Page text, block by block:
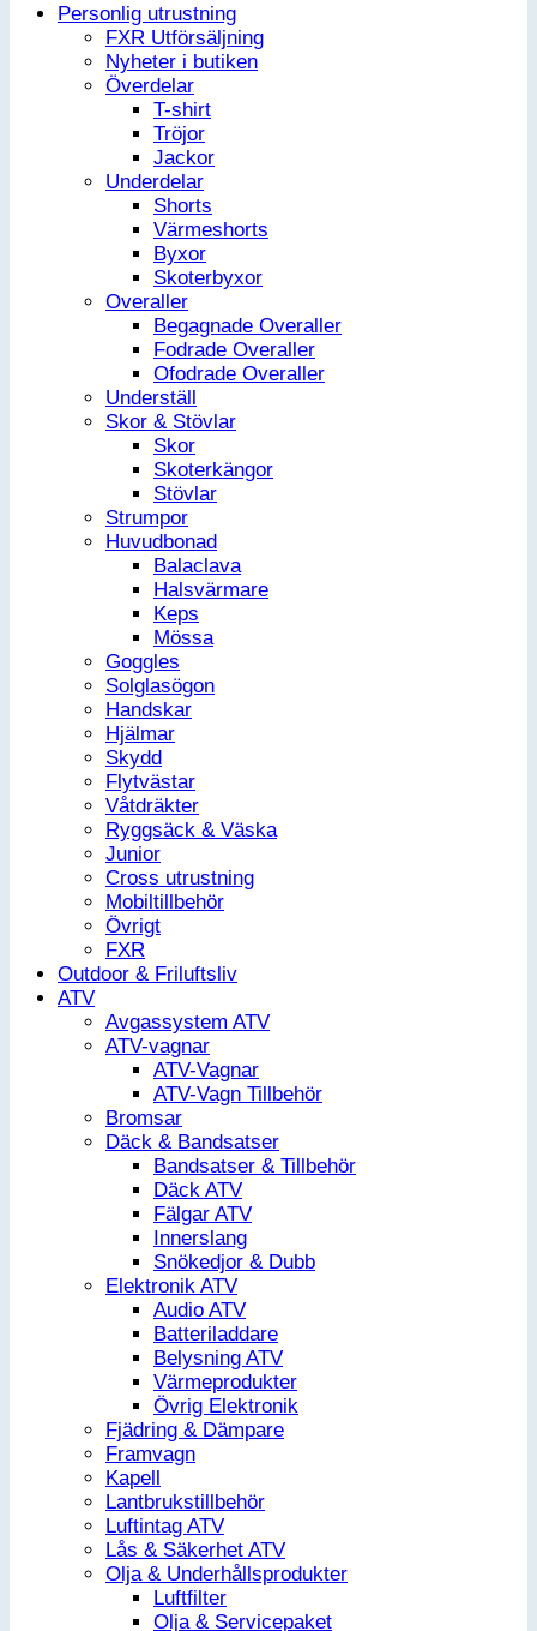
Personlig utrustning
FXR Utförsäljning
Nyheter i butiken
Överdelar
T-shirt
Tröjor
Jackor
Underdelar
Shorts
Värmeshorts
Byxor
Skoterbyxor
Overaller
Begagnade Overaller
Fodrade Overaller
Ofodrade Overaller
Underställ
Skor & Stövlar
Skor
Skoterkängor
Stövlar
Strumpor
Huvudbonad
Balaclava
Halsvärmare
Keps
Mössa
Goggles
Solglasögon
Handskar
Hjälmar
Skydd
Flytvästar
Våtdräkter
Ryggsäck & Väska
Junior
Cross utrustning
Mobiltillbehör
Övrigt
FXR
Outdoor & Friluftsliv
ATV
Avgassystem ATV
ATV-vagnar
ATV-Vagnar
ATV-Vagn Tillbehör
Bromsar
Däck & Bandsatser
Bandsatser & Tillbehör
Däck ATV
Fälgar ATV
Innerslang
Snökedjor & Dubb
Elektronik ATV
Audio ATV
Batteriladdare
Belysning ATV
Värmeprodukter
Övrig Elektronik
Fjädring & Dämpare
Framvagn
Kapell
Lantbrukstillbehör
Luftintag ATV
Lås & Säkerhet ATV
Olja & Underhållsprodukter
Luftfilter
Olja & Servicepaket